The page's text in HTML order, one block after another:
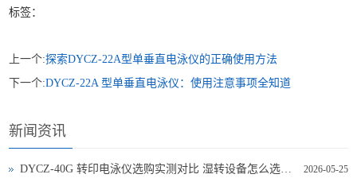
标签：
上一个:探索DYCZ-22A型单垂直电泳仪的正确使用方法
下一个:DYCZ-22A 型单垂直电泳仪：使用注意事项全知道
新闻资讯
2026-05-25
DYCZ-40G 转印电泳仪选购实测对比 湿转设备怎么选不踩坑